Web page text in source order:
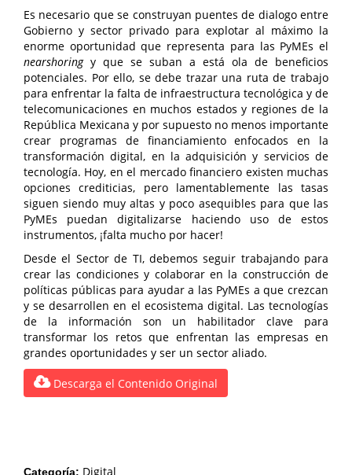
Es necesario que se construyan puentes de dialogo entre
Gobierno y sector privado para explotar al máximo la
enorme oportunidad que representa para las PyMEs el
nearshoringy que se suban a está ola de beneficios
potenciales. Por ello, se debe trazar una ruta de trabajo
para enfrentar la falta de infraestructura tecnológica y de
telecomunicaciones en muchos estados y regiones de la
República Mexicana y por supuesto no menos importante
crear programas de financiamiento enfocados en la
transformación digital, en la adquisición y servicios de
tecnología. Hoy, en el mercado financiero existen muchas
opciones crediticias, pero lamentablemente las tasas
siguen siendo muy altas y poco asequibles para que las
PyMEs puedan digitalizarse haciendo uso de estos
instrumentos, ¡falta mucho por hacer!
Desde el Sector de TI, debemos seguir trabajando para
crear las condiciones y colaborar en la construcción de
políticas públicas para ayudar a las PyMEs a que crezcan
y se desarrollen en el ecosistema digital. Las tecnologías
de la información son un habilitador clave para
transformar los retos que enfrentan las empresas en
grandes oportunidades y ser un sector aliado.
Descarga el Contenido Original
Categoría: Digital